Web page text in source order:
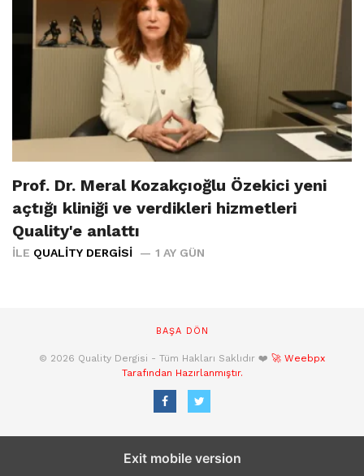
Prof. Dr. Meral Kozakçıoğlu Özekici yeni
açtığı kliniği ve verdikleri hizmetleri
Quality'e anlattı
İLE QUALITY DERGISI 1 AY GÜN
BAŞA DÖN
© 2026 Quality Dergisi - Tüm Hakları Saklıdır ❤️ 🚀 Weebpx
Tarafından Hazırlanmıştır.
Exit mobile version